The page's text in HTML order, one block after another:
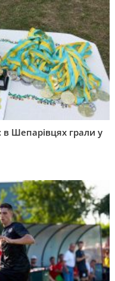
в Шепарівцях грали у